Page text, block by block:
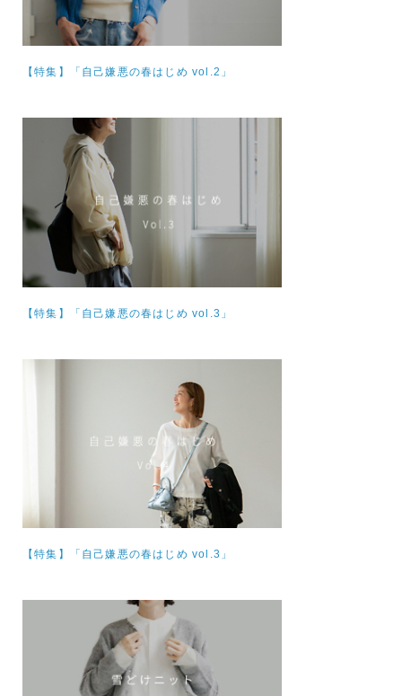
【特集】 「自己嫌悪の春はじめ vol.2」
【特集】 「自己嫌悪の春はじめ vol.3」
【特集】 「自己嫌悪の春はじめ vol.3」